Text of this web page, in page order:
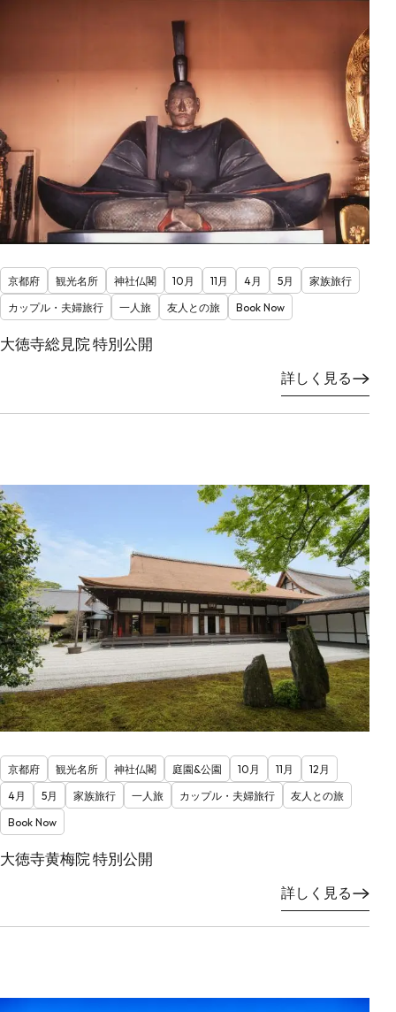
京都府 観光名所 神社仏閣 10月 11月 4月 5月
家族旅行
カップル・夫婦旅行
一人旅 友人との旅 Book Now
大徳寺総見院 特別公開
詳しく見る
京都府 観光名所 神社仏閣 庭園&公園 10月 11月
12月
4月
5月 家族旅行 一人旅 カップル・夫婦旅行
友人との旅
Book Now
大徳寺黄梅院 特別公開
詳しく見る